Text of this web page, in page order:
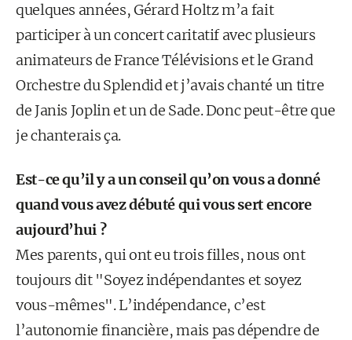
quelques années, Gérard Holtz m’a fait
participer à un concert caritatif avec plusieurs
animateurs de France Télévisions et le Grand
Orchestre du Splendid et j’avais chanté un titre
de Janis Joplin et un de Sade. Donc peut-être que
je chanterais ça.
Est-ce qu’il y a un conseil qu’on vous a donné
quand vous avez débuté qui vous sert encore
aujourd’hui ?
Mes parents, qui ont eu trois filles, nous ont
toujours dit "Soyez indépendantes et soyez
vous-mêmes". L’indépendance, c’est
l’autonomie financière, mais pas dépendre de